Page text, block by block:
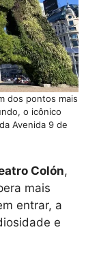
dos pontos mais
o icônico
Avenida 9 de
Colón,
mais
entrar, a
e